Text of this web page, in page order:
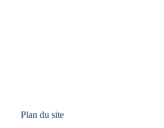
Plan du site